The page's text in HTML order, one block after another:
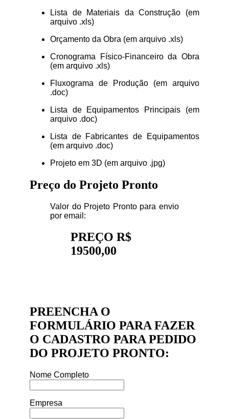
Lista de Materiais da Construção (em
arquivo .xls)
Orçamento da Obra (em arquivo .xls)
Cronograma Físico-Financeiro da Obra
(em arquivo .xls)
Fluxograma de Produção (em arquivo
.doc)
Lista de Equipamentos Principais (em
arquivo .doc)
Lista de Fabricantes de Equipamentos
(em arquivo .doc)
Projeto em 3D (em arquivo .jpg)
Preço do Projeto Pronto
Valor do Projeto Pronto para envio
por email:
PREÇO R$
19500,00
PREENCHA O
FORMULÁRIO PARA FAZER
O CADASTRO PARA PEDIDO
DO PROJETO PRONTO:
Nome Completo
Empresa